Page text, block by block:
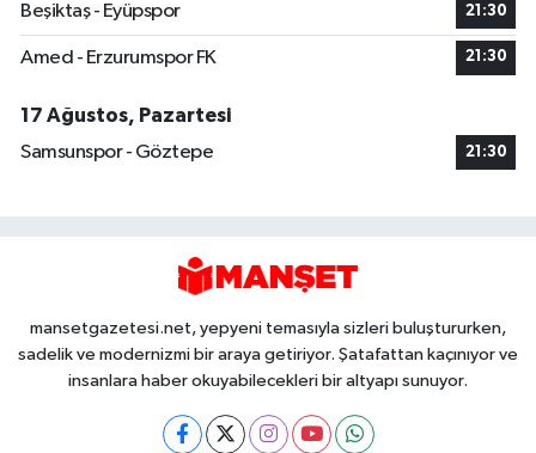
Beşiktaş - Eyüpspor 21:30
Amed - Erzurumspor FK 21:30
17 Ağustos, Pazartesi
Samsunspor - Göztepe
21:30
mansetgazetesi.net, yepyeni temasıyla sizleri buluştururken,
sadelik ve modernizmi bir araya getiriyor. Şatafattan kaçınıyor ve
insanlara haber okuyabilecekleri bir altyapı sunuyor.